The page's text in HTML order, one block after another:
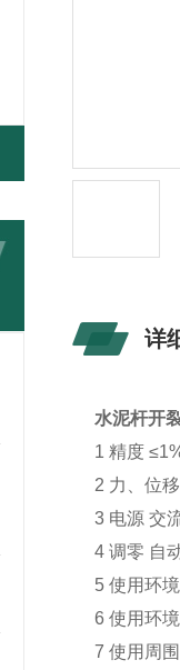
详
水泥杆开
1 精度
2 力、位
3 电源 交
4 调零 自
5 使用环
6 使用环
7 使用周